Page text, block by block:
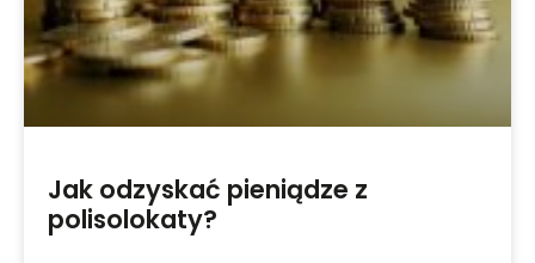
Jak odzyskać pieniądze z
polisolokaty?